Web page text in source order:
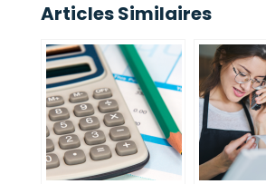
Articles Similaires